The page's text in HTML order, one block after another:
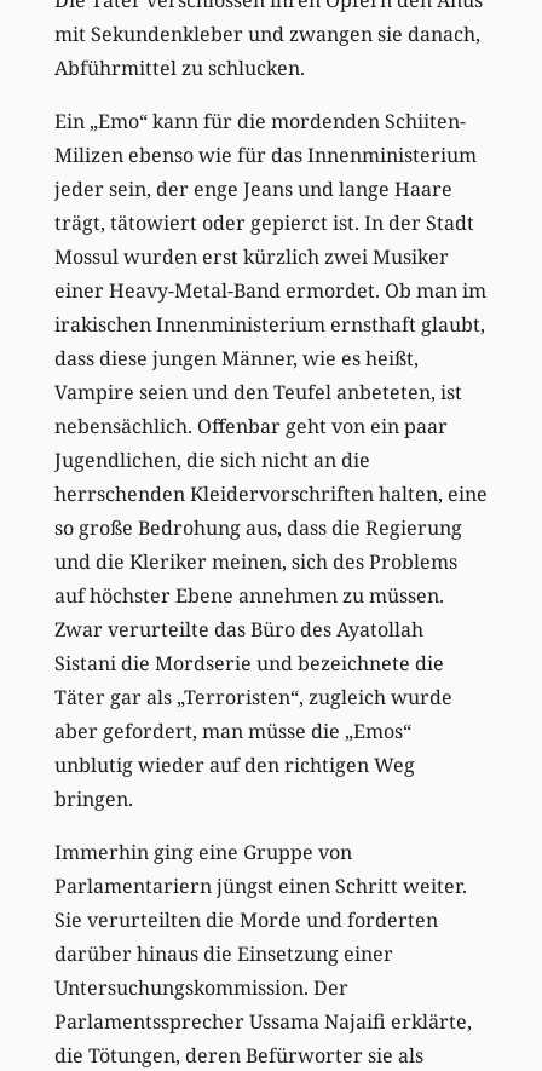
mit Sekundenkleber und zwangen sie danach,
Abführmittel zu schlucken.
Ein „Emo“ kann für die mordenden Schiiten-
Milizen ebenso wie für das Innenministerium
jeder sein, der enge Jeans und lange Haare
trägt, tätowiert oder gepierct ist. In der Stadt
Mossul wurden erst kürzlich zwei Musiker
einer Heavy-Metal-Band ermordet. Ob man im
irakischen Innenministerium ernsthaft glaubt,
dass diese jungen Männer, wie es heißt,
Vampire seien und den Teufel anbeteten, ist
nebensächlich. Offenbar geht von ein paar
Jugendlichen, die sich nicht an die
herrschenden Kleidervorschriften halten, eine
so große Bedrohung aus, dass die Regierung
und die Kleriker meinen, sich des Problems
auf höchster Ebene annehmen zu müssen.
Zwar verurteilte das Büro des Ayatollah
Sistani die Mordserie und bezeichnete die
Täter gar als „Terroristen“, zugleich wurde
aber gefordert, man müsse die „Emos“
unblutig wieder auf den richtigen Weg
bringen.
Immerhin ging eine Gruppe von
Parlamentariern jüngst einen Schritt weiter.
Sie verurteilten die Morde und forderten
darüber hinaus die Einsetzung einer
Untersuchungskommission. Der
Parlamentssprecher Ussama Najaifi erklärte,
die Tötungen, deren Befürworter sie als